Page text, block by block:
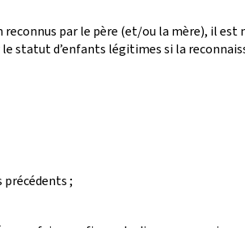
par le père (et/ou la mère), il est
statut d’enfants légitimes si la
précédents ;